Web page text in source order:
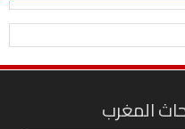
المغرب